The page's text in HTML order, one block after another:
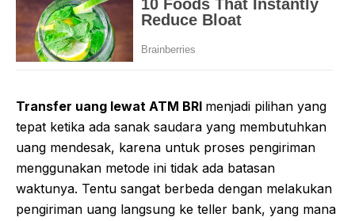
Transfer uang lewat ATM BRI menjadi pilihan yang
tepat ketika ada sanak saudara yang membutuhkan
uang mendesak, karena untuk proses pengiriman
menggunakan metode ini tidak ada batasan
waktunya. Tentu sangat berbeda dengan melakukan
pengiriman uang langsung ke teller bank, yang mana